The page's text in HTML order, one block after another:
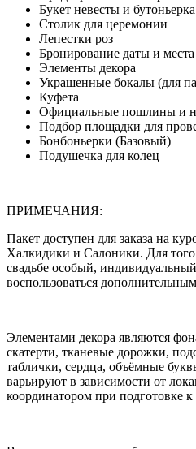
Букет невесты и
Столик для церемонии
Лепестки роз
Бронирование даты и
Элементы декора
Украшенные бокалы (для
Куфета
Официальные пошлины и
Подбор площадки для
Бонбоньерки (Базовый)
Подушечка для колец
ПРИМЕЧАНИЯ:
Пакет доступен для заказа на
Халкидики и Салоники. Для
свадьбе особый,
воспользоваться
Элементами декора являются
скатерти, тканевые дорожки,
таблички, сердца, объёмные
варьируют в зависимости от
координатором при подготовке к